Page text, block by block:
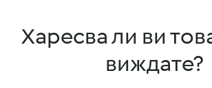
Харесва ли ви
виждате?